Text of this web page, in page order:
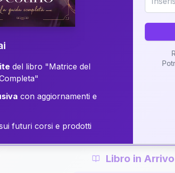
della vostra Matrice di Coppia
✨ Interpretazione
⚡
Libro in Arrivo
del libro "Matrice del
con aggiornamenti e
futuri corsi e prodotti